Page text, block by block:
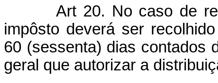
Art 20. No caso de
impôsto deverá ser
60 (sessenta) dias contados
geral que autorizar a